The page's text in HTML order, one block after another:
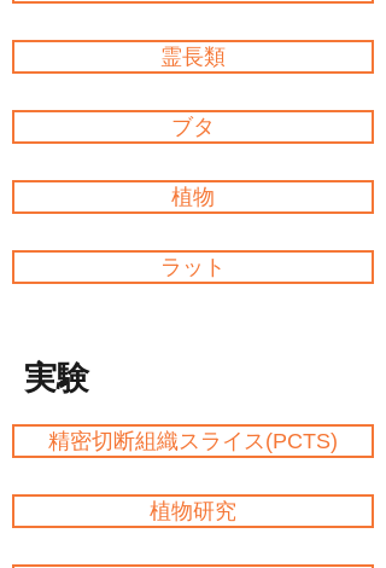
霊長類
ブタ
植物
ラット
実験
精密切断組織スライス(PCTS)
植物研究